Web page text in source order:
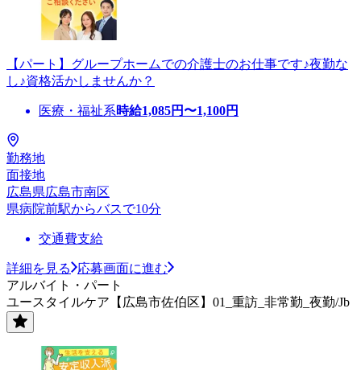
【パート】グループホームでの介護士のお仕事です♪夜勤な
し♪資格活かしませんか？
医療・福祉系時給1,085円〜1,100円
勤務地
面接地
広島県広島市南区
県病院前駅からバスで10分
交通費支給
詳細を見る
応募画面に進む
アルバイト・パート
ユースタイルケア【広島市佐伯区】01_重訪_非常勤_夜勤/Jb